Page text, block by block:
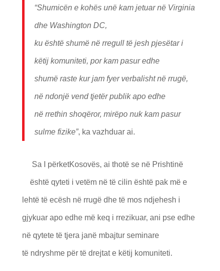
“Shumicën e kohës unë kam jetuar në Virginia
dhe Washington DC,
ku është shumë në rregull të jesh pjesëtar i
këtij komuniteti, por kam pasur edhe
shumë raste kur jam fyer verbalisht në rrugë,
në ndonjë vend tjetër publik apo edhe
në rrethin shoqëror, mirëpo nuk kam pasur
sulme fizike”, ka vazhduar ai.
Sa I përketKosovës, ai thotë se në Prishtinë
është qyteti i vetëm në të cilin është pak më e
lehtë të ecësh në rrugë dhe të mos ndjehesh i
gjykuar apo edhe më keq i rrezikuar, ani pse edhe
në qytete të tjera janë mbajtur seminare
të ndryshme për të drejtat e këtij komuniteti.